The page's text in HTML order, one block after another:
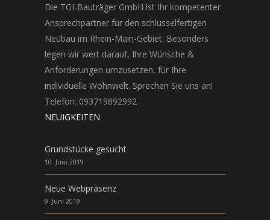
Die TGI-Bauträger GmbH ist Ihr kompetenter
Ansprechpartner für den schlüsselfertigen
Neubau im Rhein-Main-Gebiet. Besonders
legen wir wert darauf, Ihre Wünsche &
Anforderungen umzusetzen, für Ihre
individuelle Wohnwelt. Sprechen Sie uns an!
Telefon: 093719892992
NEUIGKEITEN
Grundstücke gesucht
10. Juni 2019
Neue Webpräsenz
9. Juni 2019